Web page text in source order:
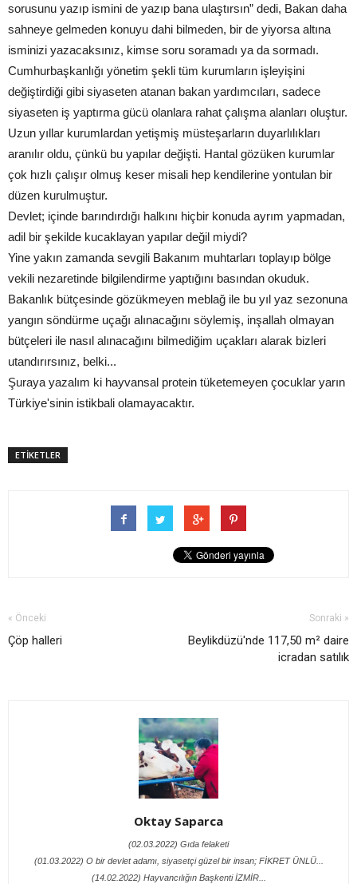
sorusunu yazıp ismini de yazıp bana ulaştırsın” dedi, Bakan daha
sahneye gelmeden konuyu dahi bilmeden, bir de yiyorsa altına
isminizi yazacaksınız, kimse soru soramadı ya da sormadı.
Cumhurbaşkanlığı yönetim şekli tüm kurumların işleyişini
değiştirdiği gibi siyaseten atanan bakan yardımcıları, sadece
siyaseten iş yaptırma gücü olanlara rahat çalışma alanları oluştur.
Uzun yıllar kurumlardan yetişmiş müsteşarların duyarlılıkları
aranılır oldu, çünkü bu yapılar değişti. Hantal gözüken kurumlar
çok hızlı çalışır olmuş keser misali hep kendilerine yontulan bir
düzen kurulmuştur.
Devlet; içinde barındırdığı halkını hiçbir konuda ayrım yapmadan,
adil bir şekilde kucaklayan yapılar değil miydi?
Yine yakın zamanda sevgili Bakanım muhtarları toplayıp bölge
vekili nezaretinde bilgilendirme yaptığını basından okuduk.
Bakanlık bütçesinde gözükmeyen meblağ ile bu yıl yaz sezonuna
yangın söndürme uçağı alınacağını söylemiş, inşallah olmayan
bütçeleri ile nasıl alınacağını bilmediğim uçakları alarak bizleri
utandırırsınız, belki...
Şuraya yazalım ki hayvansal protein tüketemeyen çocuklar yarın
Türkiye'sinin istikbali olamayacaktır.
ETİKETLER
« Önceki
Çöp halleri
Sonraki »
Beylikdüzü'nde 117,50 m² daire
icradan satılık
Oktay Saparca
(02.03.2022) Gıda felaketi
(01.03.2022) O bir devlet adamı, siyasetçi güzel bir insan; FİKRET ÜNLÜ...
(14.02.2022) Hayvancılığın Başkenti İZMİR...